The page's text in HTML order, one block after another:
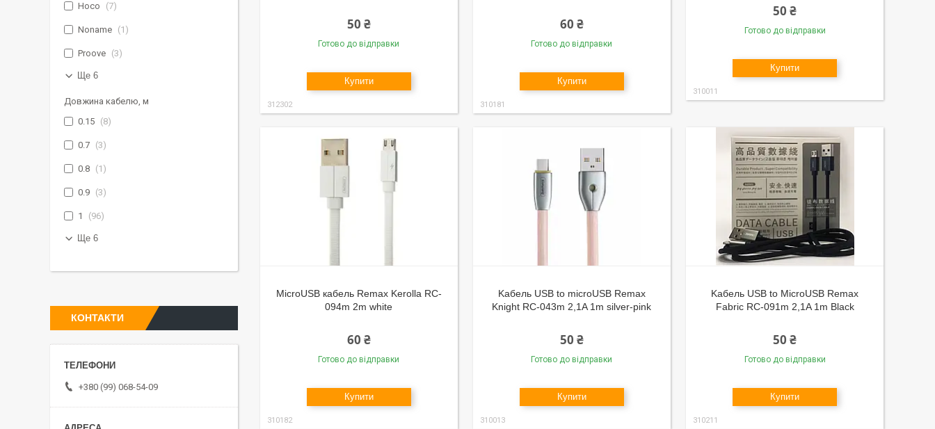
50 ₴
Готово до відправки
Купити
312302
60 ₴
Готово до відправки
Купити
310181
50 ₴
Готово до відправки
Купити
310011
MicroUSB кабель Remax Kerolla RC-
094m 2m white
60 ₴
Готово до відправки
Купити
310182
Kабель USB to microUSB Remax
Knight RC-043m 2,1A 1m silver-pink
50 ₴
Готово до відправки
Купити
310013
Kабель USB to MicroUSB Remax
Fabric RC-091m 2,1A 1m Black
50 ₴
Готово до відправки
Купити
310211
Hoco 7
Noname 1
Proove 3
Ще 6
Довжина кабелю, м
0.15
8
0.7 3
0.8 1
0.9 3
1 96
Ще 6
КОНТАКТИ
+380 (99) 068-54-09